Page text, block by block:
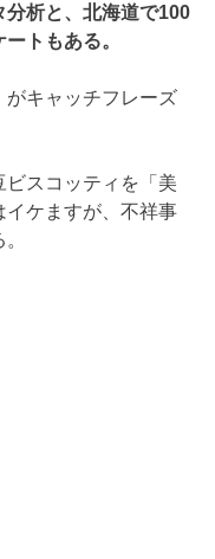
分析と、北海道で100
トもある。
がキャッチフレーズ
スコッティを「美
ケますが、不祥事